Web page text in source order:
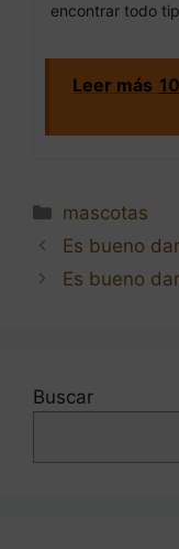
encontrar todo
Leer más
Categorías
mascotas
Navegación
de
Es bueno
Es bueno
Buscar